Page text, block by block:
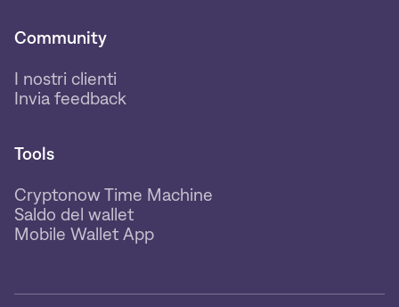
Community
I nostri clienti
Invia feedback
Tools
Cryptonow Time Machine
Saldo del wallet
Mobile Wallet App